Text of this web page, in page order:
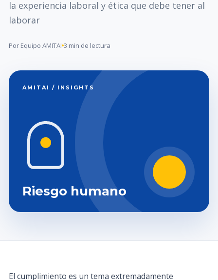
la experiencia laboral y ética que debe tener al
laborar
Por Equipo AMITAI 3 min de lectura
AMITAI / INSIGHTS
Riesgo humano
El cumplimiento es un tema extremadamente